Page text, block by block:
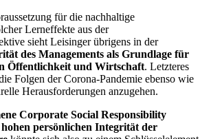
für die nachhaltige
Lerneffekte aus der
sieht Leisinger übrigens in der
des Managements als Grundlage für
Öffentlichkeit und Wirtschaft. Letzteres
Folgen der Corona-Pandemie ebenso wie
Herausforderungen anzugehen.
Corporate Social Responsibility
persönlichen Integrität der